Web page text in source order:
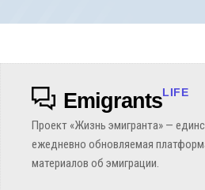
EmigrantsLIFE
Проект «Жизнь эмигранта» —
ежедневно обновляемая
материалов об эмиграции.